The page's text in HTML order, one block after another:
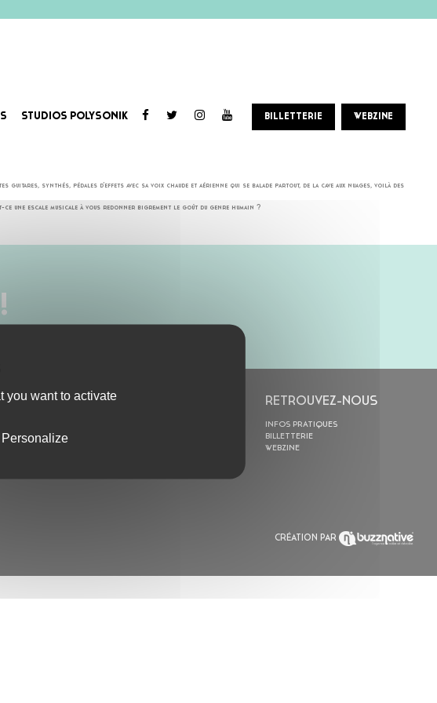
STUDIOS POLYSONIK BILLETTERIE WEBZINE
synthés, pédales d’effets avec sa voix chaude et aérienne qui se balade partout, de la cave aux nuages, voilà des
ce une escale musicale à vous redonner bigrement le goût du genre humain ?
L’ASTROLABE RETROUVEZ-NOUS
INFOS PRATIQUES
BILLETTERIE
WEBZINE
CRÉATION PAR
you want to activate
Personalize